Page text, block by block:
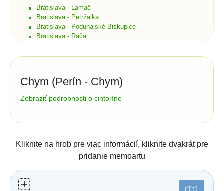
Bratislava - Lamač
Bratislava - Petržalka
Bratislava - Podunajské Biskupice
Bratislava - Rača
Bratislava - Ružinov
Bratislava - Vrakuňa
Brekov
Bučany
Budmerice
Bukovec okr. Košice
Bukovec okr. Myjava
Chym (Perín - Chym)
Správa cintorína:
Chym
Číslo účtu (IBAN):
Štatistiky:
Zobraziť podrobnosti o cintoríne
Kliknite na hrob pre viac informácií, kliknite dvakrát pre
pridanie memoartu